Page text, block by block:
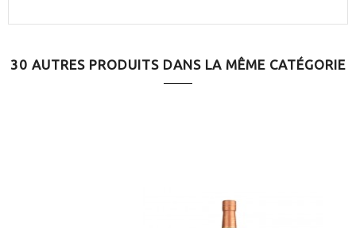
30 AUTRES PRODUITS DANS LA MÊME CATÉGORIE